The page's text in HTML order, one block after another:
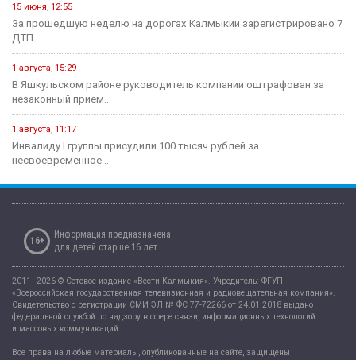
16 июля, 13:06
Современные технологии на страже женского здоровья и
материнства
11 июля, 07:14
В рамках недели профилактики аллергических заболеваний в
регионе прошли...
12 мая, 08:07
Сегодня - Международный день медицинской сестры.
Экономика
15 июня, 10:52
В Калмыкии проекты инициативного бюджетирования в этом году
будут...